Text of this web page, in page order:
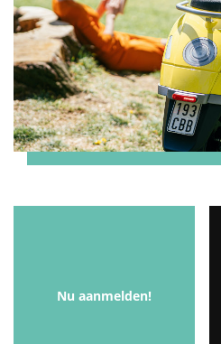
Nu aanmelden!